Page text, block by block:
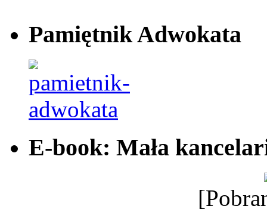
Pamiętnik Adwokata
E-book: Mała